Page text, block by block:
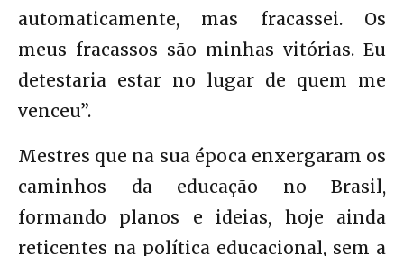
automaticamente, mas fracassei. Os
meus fracassos são minhas vitórias. Eu
detestaria estar no lugar de quem me
venceu”.
Mestres que na sua época enxergaram os
caminhos da educação no Brasil,
formando planos e ideias, hoje ainda
reticentes na política educacional, sem a